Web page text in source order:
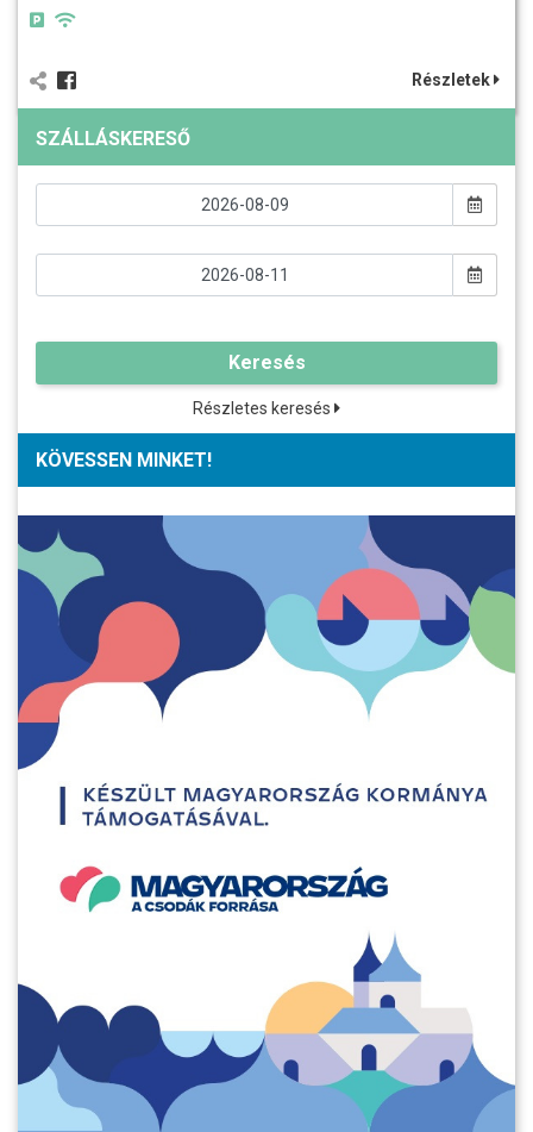
Részletek
SZÁLLÁSKERESŐ
Keresés
Részletes keresés
KÖVESSEN MINKET!